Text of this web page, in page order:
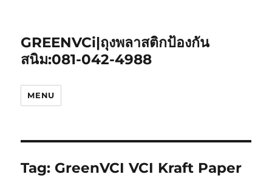
GREENVCi|ถุงพลาสติกป้องกัน
สนิม:081-042-4988
MENU
Tag: GreenVCI VCI Kraft Paper